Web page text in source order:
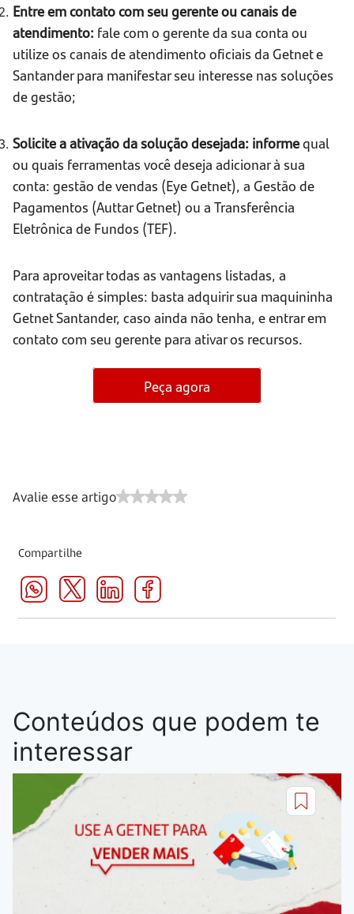
Entre em contato com seu gerente ou canais de
atendimento: fale com o gerente da sua conta ou
utilize os canais de atendimento oficiais da Getnet e
Santander para manifestar seu interesse nas soluções
de gestão;
Solicite a ativação da solução desejada: informequal
ou quais ferramentas você deseja adicionar à sua
conta: gestão de vendas (Eye Getnet), a Gestão de
Pagamentos (Auttar Getnet) ou a Transferência
Eletrônica de Fundos (TEF).
Para aproveitar todas as vantagens listadas, a
contratação é simples: basta adquirir sua maquininha
Getnet Santander, caso ainda não tenha, e entrar em
contato com seu gerente para ativar os recursos.
Peça agora
Avalie esse artigo
Compartilhe
Conteúdos que podem te
interessar